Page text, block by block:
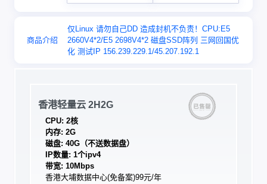
商品介绍
仅Linux 请勿自己DD 造成封机不负责！CPU:E5
2660V4*2/E5 2698V4*2 磁盘SSD阵列 三网回国优
化 测试IP 156.239.229.1/45.207.192.1
香港轻量云 2H2G
CPU: 2核
内存: 2G
磁盘: 40G（不送数据盘）
IP数量: 1个ipv4
带宽: 10Mbps
香港大埔数据中心(免备案)99元/年